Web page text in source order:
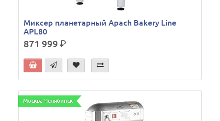
Миксер планетарный Apach Bakery Line
APL80
871 999р.
Москва Челябинск